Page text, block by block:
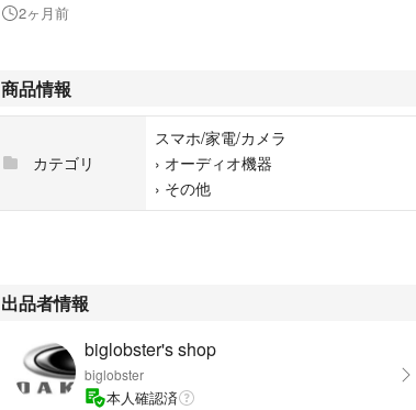
2ヶ月前
商品情報
カテゴリ
スマホ/家電/カメラ
› オーディオ機器
› その他
出品者情報
biglobster's shop
biglobster
本人確認済